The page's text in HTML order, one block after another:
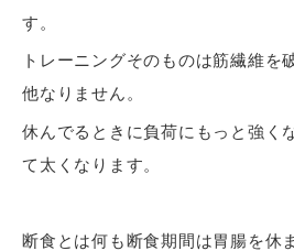
す。
トレーニングそのものは筋繊維を
他なりません。
休んでるときに負荷にもっと強く
て太くなります。
断食とは何も断食期間は胃腸を休